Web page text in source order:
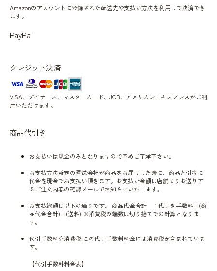
Amazonのアカウントに登録された配送先や支払い方法を利用して決済でき
ます。
PayPal
クレジット決済
VISA、ダイナース、マスターカード、JCB、アメリカンエキスプレスがご利
用いただけます。
商品代引き
お支払いは現金のみとなりますので予めご了承下さい。
お支払方法所定の運送会社が商品をお届けした際に、商品と引換に
代金を現金でお支払い頂きます。お支払い金額は店舗よりお送りす
るご注文内容の確認メールでお知らせいたします。
お支払総額は以下の通りです。 商品代金合計 ：代引き手数料+(商
品代金合計)＋(送料) ※消費税の端数は切り捨てでの計算となりま
す。
代引手数料分消費税:この代引手数料料金には消費税が含まれていま
す。
【代引手数料料金表】